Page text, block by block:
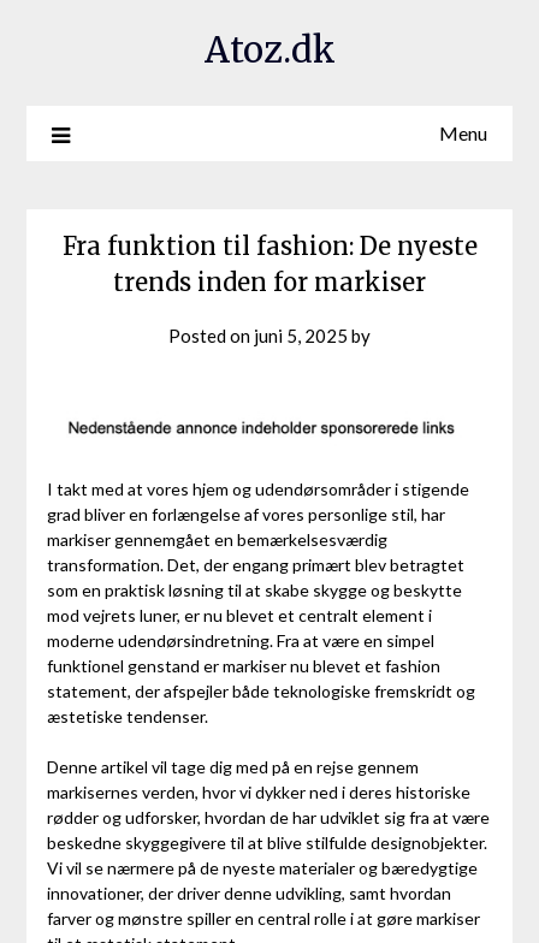
Atoz.dk
Menu
Fra funktion til fashion: De nyeste
trends inden for markiser
Posted on juni 5, 2025 by
I takt med at vores hjem og udendørsområder i stigende
grad bliver en forlængelse af vores personlige stil, har
markiser gennemgået en bemærkelsesværdig
transformation. Det, der engang primært blev betragtet
som en praktisk løsning til at skabe skygge og beskytte
mod vejrets luner, er nu blevet et centralt element i
moderne udendørsindretning. Fra at være en simpel
funktionel genstand er markiser nu blevet et fashion
statement, der afspejler både teknologiske fremskridt og
æstetiske tendenser.
Denne artikel vil tage dig med på en rejse gennem
markisernes verden, hvor vi dykker ned i deres historiske
rødder og udforsker, hvordan de har udviklet sig fra at være
beskedne skyggegivere til at blive stilfulde designobjekter.
Vi vil se nærmere på de nyeste materialer og bæredygtige
innovationer, der driver denne udvikling, samt hvordan
farver og mønstre spiller en central rolle i at gøre markiser